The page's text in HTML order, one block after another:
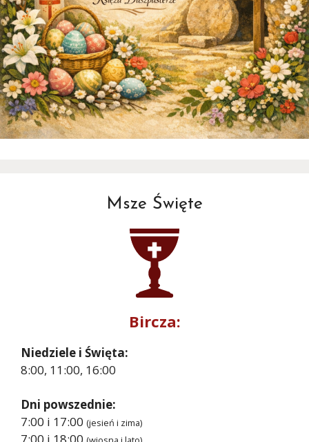
Msze Święte
Bircza:
Niedziele i Święta:
8:00, 11:00, 16:00
Dni powszednie:
7:00 i 17:00 (jesień i zima)